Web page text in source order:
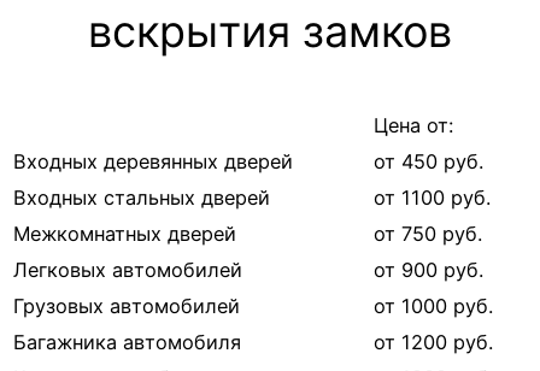
вскрытия замков
Цена от:
Входных деревянных дверей
от 450 руб.
Входных стальных дверей
от 1100 руб.
Межкомнатных дверей
от 750 руб.
Легковых автомобилей
от 900 руб.
Грузовых автомобилей
от 1000 руб.
Багажника автомобиля
от 1200 руб.